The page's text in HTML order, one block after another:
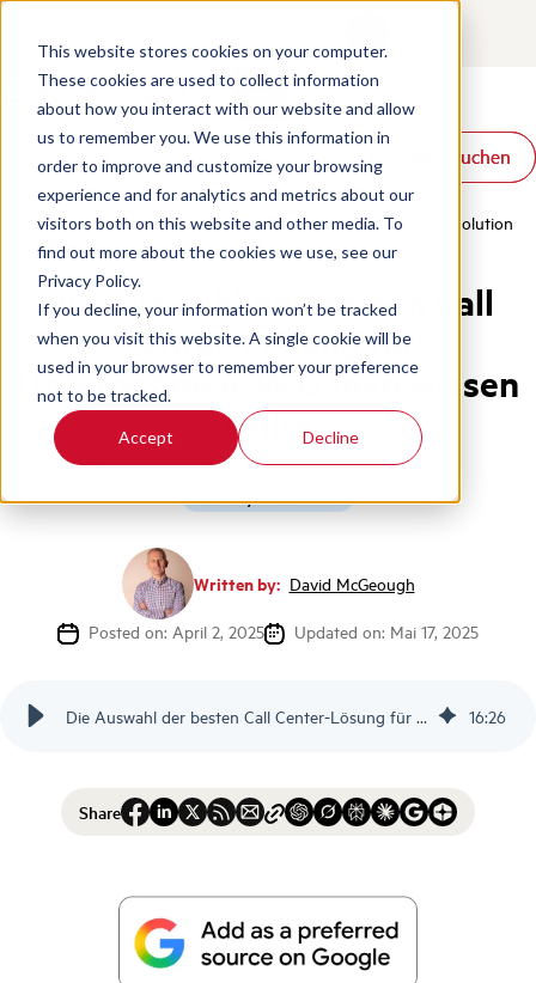
This website stores cookies on your computer.
These cookies are used to collect information
about how you interact with our website and allow
us to remember you. We use this information in
order to improve and customize your browsing
experience and for analytics and metrics about our
visitors both on this website and other media. To
find out more about the cookies we use, see our
Privacy Policy.
If you decline, your information won’t be tracked
when you visit this website. A single cookie will be
used in your browser to remember your preference
not to be tracked.
Accept Decline
Produkte
Ressourcen
Demo buchen
Demo buchen
Home / De / Blog / Choosing The Best Enterprise Call Center Solution
Die Auswahl der besten Call
Center-Lösung für
Unternehmen: Was man wissen
sollte
Quality Assurance
Written by: David McGeough
Posted on: April 2, 2025
Updated on: Mai 17, 2025
Die Auswahl der besten Call Center-Lösung für Unternehmen: Was man wissen sollte 16:26
Share